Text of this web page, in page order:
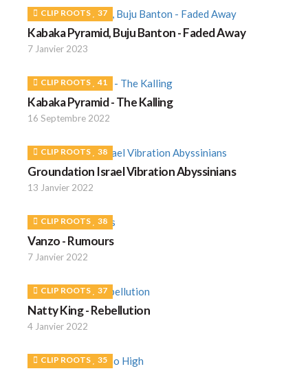
CLIP ROOTS 37
Kabaka Pyramid, Buju Banton - Faded Away
7 Janvier 2023
CLIP ROOTS 41
Kabaka Pyramid - The Kalling
16 Septembre 2022
CLIP ROOTS 38
Groundation Israel Vibration Abyssinians
13 Janvier 2022
CLIP ROOTS 38
Vanzo - Rumours
7 Janvier 2022
CLIP ROOTS 37
Natty King - Rebellution
4 Janvier 2022
CLIP ROOTS 35